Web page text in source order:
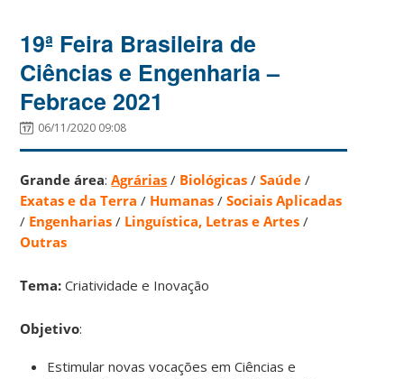
19ª Feira Brasileira de
Ciências e Engenharia –
Febrace 2021
06/11/2020 09:08
Grande área:Agrárias / Biológicas /Saúde /
Exatas e da Terra / Humanas /Sociais Aplicadas
/ Engenharias / Linguística, Letras e Artes /
Outras
Tema: Criatividade e Inovação
Objetivo:
Estimular novas vocações em Ciências e